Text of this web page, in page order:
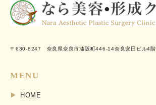
〒630-8247 奈良県奈良市油阪町446-14奈良安田ビル4階
MENU
HOME